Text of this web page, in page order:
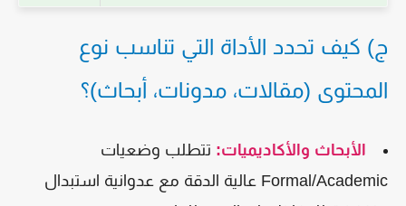
ج) كيف تحدد الأداة التي تناسب نوع
المحتوى (مقالات، مدونات، أبحاث)؟
الأبحاث والأكاديميات:تتطلب وضعيات
Formal/Academic عالية الدقة مع عدوانية استبدال